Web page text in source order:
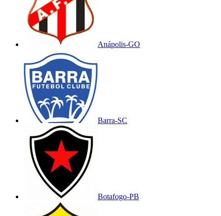
Anápolis-GO
Barra-SC
Botafogo-PB